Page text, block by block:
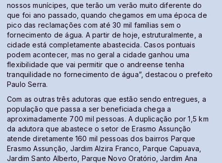
nossos munícipes, que terão um verão muito diferente do
que foi ano passado, quando chegamos em uma época de
pico das reclamações com até 30 mil famílias sem o
fornecimento de água. A partir de hoje, estruturalmente, a
cidade está completamente abastecida. Casos pontuais
podem acontecer, mas no geral a cidade ganhou uma
flexibilidade que vai permitir que o andreense tenha
tranquilidade no fornecimento de água”, destacou o prefeito
Paulo Serra.
Com as outras três adutoras que estão sendo entregues, a
população que passa a ser beneficiada chega a
aproximadamente 700 mil pessoas. A duplicação por 1,5 km
da adutora que abastece o setor de Erasmo Assunção
atende diretamente 160 mil pessoas dos bairros Parque
Erasmo Assunção, Jardim Alzira Franco, Parque Capuava,
Jardim Santo Alberto, Parque Novo Oratório, Jardim Ana